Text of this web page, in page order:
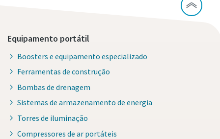
Equipamento portátil
Boosters e equipamento especializado
Ferramentas de construção
Bombas de drenagem
Sistemas de armazenamento de energia
Torres de iluminação
Compressores de ar portáteis